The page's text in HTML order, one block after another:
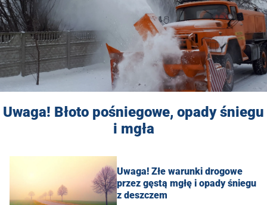
Uwaga! Błoto pośniegowe, opady śniegu
i mgła
Uwaga! Złe warunki drogowe
przez gęstą mgłę i opady śniegu
z deszczem